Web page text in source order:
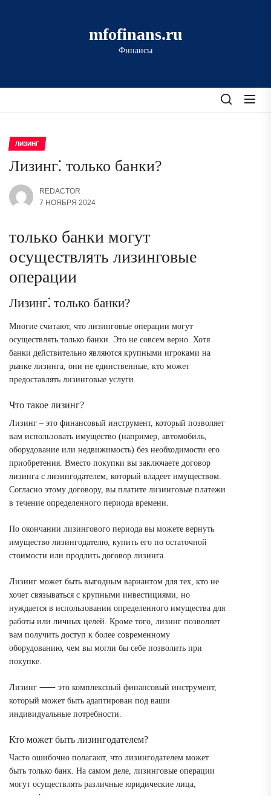
mfofinans.ru
Финансы
ЛИЗИНГ
Лизинг⁚ только банки?
REDACTOR
7 НОЯБРЯ 2024
только банки могут
осуществлять лизинговые
операции
Лизинг⁚ только банки?
Многие считают, что лизинговые операции могут
осуществлять только банки. Это не совсем верно. Хотя
банки действительно являются крупными игроками на
рынке лизинга, они не единственные, кто может
предоставлять лизинговые услуги.
Что такое лизинг?
Лизинг ‒ это финансовый инструмент, который позволяет
вам использовать имущество (например, автомобиль,
оборудование или недвижимость) без необходимости его
приобретения. Вместо покупки вы заключаете договор
лизинга с лизингодателем, который владеет имуществом.
Согласно этому договору, вы платите лизинговые платежи
в течение определенного периода времени.
По окончании лизингового периода вы можете вернуть
имущество лизингодателю, купить его по остаточной
стоимости или продлить договор лизинга.
Лизинг может быть выгодным вариантом для тех, кто не
хочет связываться с крупными инвестициями, но
нуждается в использовании определенного имущества для
работы или личных целей. Кроме того, лизинг позволяет
вам получить доступ к более современному
оборудованию, чем вы могли бы себе позволить при
покупке.
Лизинг ⸺ это комплексный финансовый инструмент,
который может быть адаптирован под ваши
индивидуальные потребности.
Кто может быть лизингодателем?
Часто ошибочно полагают, что лизингодателем может
быть только банк. На самом деле, лизинговые операции
могут осуществлять различные юридические лица,